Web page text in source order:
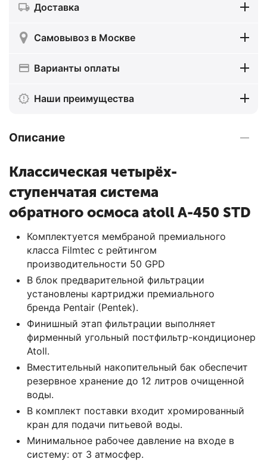
Доставка
Самовывоз в Москве
Варианты оплаты
Наши преимущества
Описание
Классическая четырёх-
ступенчатая система
обратного осмоса atoll A-450 STD
Комплектуется мембраной премиального
класса Filmtec с рейтингом
производительности 50 GPD
В блок предварительной фильтрации
установлены картриджи премиального
бренда Pentair (Pentek).
Финишный этап фильтрации выполняет
фирменный угольный постфильтр-кондиционер
Atoll.
Вместительный накопительный бак обеспечит
резервное хранение до 12 литров очищенной
воды.
В комплект поставки входит хромированный
кран для подачи питьевой воды.
Минимальное рабочее давление на входе в
систему: от 3 атмосфер.